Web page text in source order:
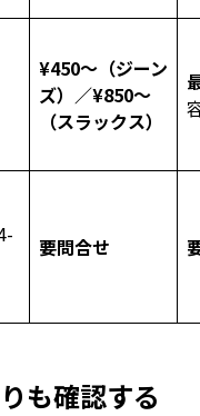
¥450〜（ジーン
ズ）／¥850〜
（スラックス）
要問合せ
も確認する